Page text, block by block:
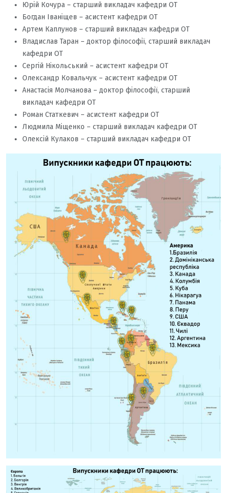
Юрій Кочура – старший викладач кафедри ОТ
Богдан Іваніщев – асистент кафедри ОТ
Артем Каплунов – старший викладач кафедри ОТ
Владислав Таран – доктор філософії, старший викладач
кафедри ОТ
Сергій Нікольський – асистент кафедри ОТ
Олександр Ковальчук – асистент кафедри ОТ
Анастасія Молчанова – доктор філософії, старший
викладач кафедри ОТ
Роман Статкевич – асистент кафедри ОТ
Людмила Міщенко – старший викладач кафедри ОТ
Олексій Кулаков – старший викладач кафедри ОТ